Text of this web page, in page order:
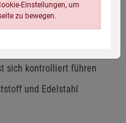
und sichere
sich kontrolliert führen
und Edelstahl
Einstellungen, um
zu bewegen.